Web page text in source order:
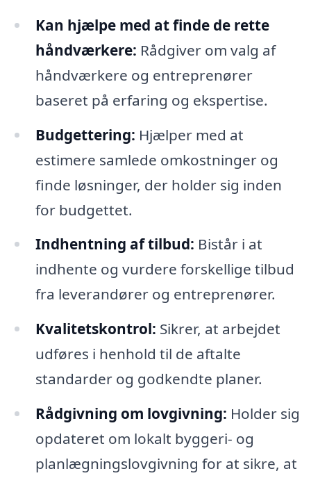
Kan hjælpe med at finde de rette
håndværkere: Rådgiver om valg af
håndværkere og entreprenører
baseret på erfaring og ekspertise.
Budgettering: Hjælper med at
estimere samlede omkostninger og
finde løsninger, der holder sig inden
for budgettet.
Indhentning af tilbud: Bistår i at
indhente og vurdere forskellige tilbud
fra leverandører og entreprenører.
Kvalitetskontrol: Sikrer, at arbejdet
udføres i henhold til de aftalte
standarder og godkendte planer.
Rådgivning om lovgivning: Holder sig
opdateret om lokalt byggeri- og
planlægningslovgivning for at sikre, at